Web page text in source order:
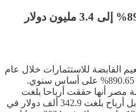
أرباح النعيم القابضة تقفز 891% إلى 3.4 مليون دولار
القابضة للاستثمارات خلال عام
2024، إرتفاع أرباح الشركة بنسبة 890.65% على أساس سنوي.
أنها حققت أرباحا بلغت
3.39 مليون دولار خلال 2024، مقابل أرباح بلغت 342.9 ألف دولار في